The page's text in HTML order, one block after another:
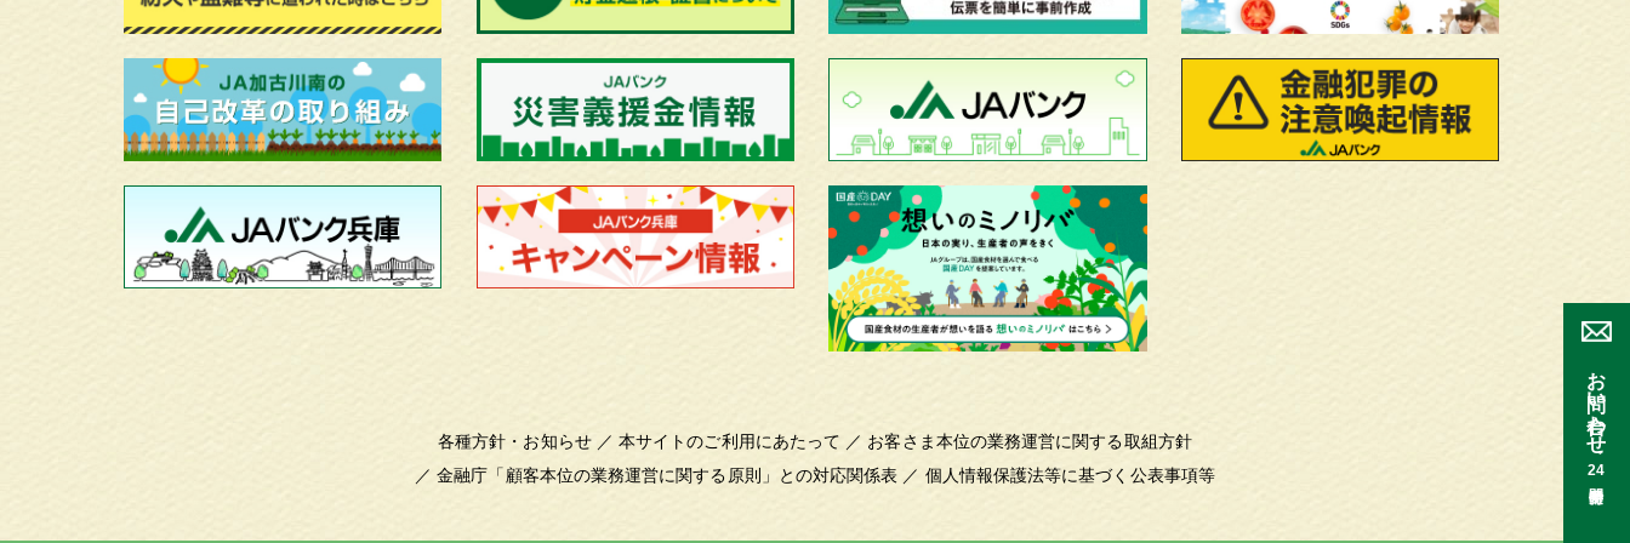
お問い合わせ
24
各種方針・お知らせ ／本サイトのご利用にあたって ／ お客さま本位の業務運営に関する取組方針
／金融庁「顧客本位の業務運営に関する原則」との対応関係表 ／ 個人情報保護法等に基づく公表事項等